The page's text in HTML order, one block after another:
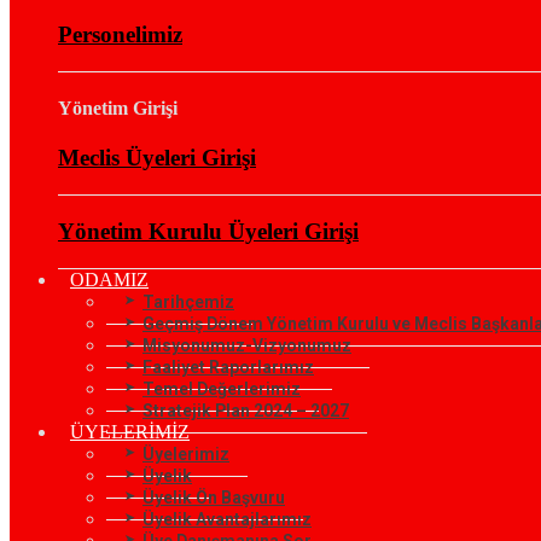
Personelimiz
Yönetim Girişi
Meclis Üyeleri Girişi
Yönetim Kurulu Üyeleri Girişi
ODAMIZ
Tarihçemiz
Geçmiş Dönem Yönetim Kurulu ve Meclis
Misyonumuz-Vizyonumuz
Faaliyet Raporlarımız
Temel Değerlerimiz
Stratejik Plan 2024 – 2027
ÜYELERİMİZ
Üyelerimiz
Üyelik
Üyelik Ön Başvuru
Üyelik Avantajlarımız